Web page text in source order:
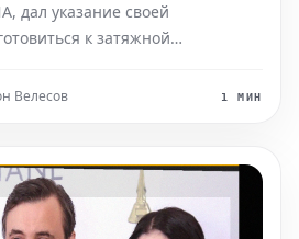
дал указание своей
к затяжной
вариант по
Велесов 1 МИН